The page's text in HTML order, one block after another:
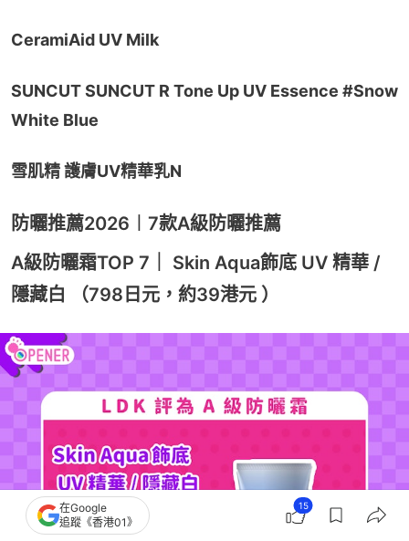
CeramiAid UV Milk
SUNCUT SUNCUT R Tone Up UV Essence #Snow
White Blue
雪肌精 護膚UV精華乳N
防曬推薦2026︱7款A級防曬推薦
A級防曬霜TOP 7｜ Skin Aqua飾底 UV 精華 /
隱藏白 （798日元，約39港元 ）
在Google
追蹤《香港01》
15